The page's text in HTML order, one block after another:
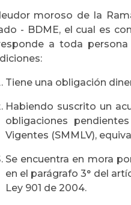
moroso de la
- BDME, el cual es
a toda
Tiene una obligación
Habiendo suscrito un
obligaciones
Vigentes (SMMLV),
Se encuentra en mora
en el parágrafo 3° del
Ley 901 de 2004.